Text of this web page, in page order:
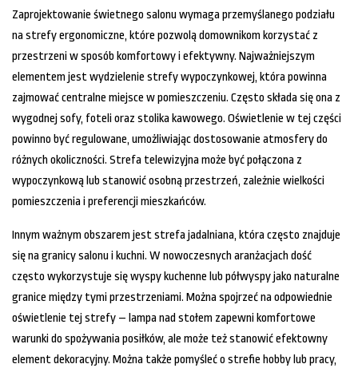
Zaprojektowanie świetnego salonu wymaga przemyślanego podziału
na strefy ergonomiczne, które pozwolą domownikom korzystać z
przestrzeni w sposób komfortowy i efektywny. Najważniejszym
elementem jest wydzielenie strefy wypoczynkowej, która powinna
zajmować centralne miejsce w pomieszczeniu. Często składa się ona z
wygodnej sofy, foteli oraz stolika kawowego. Oświetlenie w tej części
powinno być regulowane, umożliwiając dostosowanie atmosfery do
różnych okoliczności. Strefa telewizyjna może być połączona z
wypoczynkową lub stanowić osobną przestrzeń, zależnie wielkości
pomieszczenia i preferencji mieszkańców.
Innym ważnym obszarem jest strefa jadalniana, która często znajduje
się na granicy salonu i kuchni. W nowoczesnych aranżacjach dość
często wykorzystuje się wyspy kuchenne lub półwyspy jako naturalne
granice między tymi przestrzeniami. Można spojrzeć na odpowiednie
oświetlenie tej strefy – lampa nad stołem zapewni komfortowe
warunki do spożywania posiłków, ale może też stanowić efektowny
element dekoracyjny. Można także pomyśleć o strefie hobby lub pracy,